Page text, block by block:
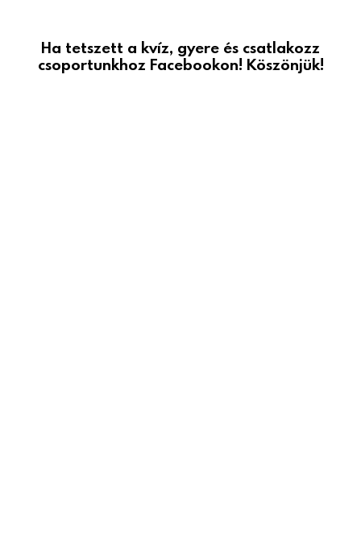
Ha tetszett a kvíz, gyere és csatlakozz
csoportunkhoz Facebookon! Köszönjük!